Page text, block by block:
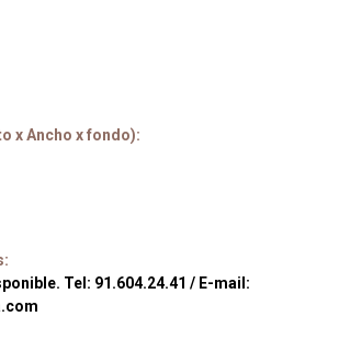
x Ancho x fondo):
Tel: 91.604.24.41 / E-mail: